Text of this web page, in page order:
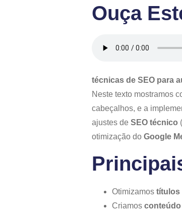
Ouça
técnicas de SEO para
Neste texto mostramos
cabeçalhos, e a
ajustes de SEO técnico
otimização do Google
Otimizamos títulos
Criamos conteúdo